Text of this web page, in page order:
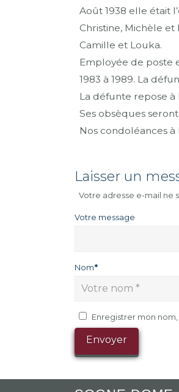
Août 1938 elle était
Christine, Michèle
Camille et Louka.
Employée de poste
1983 à 1989. La
La défunte repose
Ses obsèques
Nos condoléances à
Laisser un
Votre adresse e-mail ne
Votre message
Nom*
Enregistrer mon